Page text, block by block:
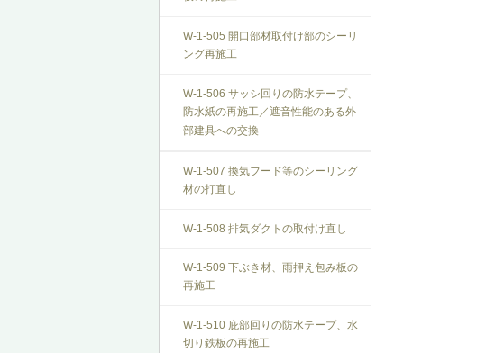
W-1-505 開口部材取付け部のシーリ
ング再施工
W-1-506 サッシ回りの防水テープ、
防水紙の再施工／遮音性能のある外
部建具への交換
W-1-507 換気フード等のシーリング
材の打直し
W-1-508 排気ダクトの取付け直し
W-1-509 下ぶき材、雨押え包み板の
再施工
W-1-510 庇部回りの防水テープ、水
切り鉄板の再施工